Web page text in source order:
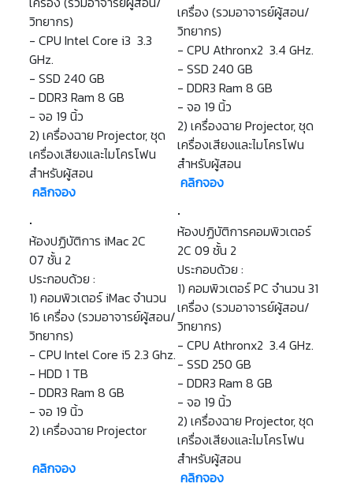
วิทยากร)
- CPU Intel Core i3 3.3
GHz.
- SSD 240 GB
- DDR3 Ram 8 GB
- จอ 19 นิ้ว
2) เครื่องฉาย Projector, ชุด
เครื่องเสียงและไมโครโฟน
สำหรับผู้สอน
คลิกจอง
เครื่อง (รวมอาจารย์ผู้สอน/
วิทยากร)
- CPU Athronx2 3.4 GHz.
- SSD 240 GB
- DDR3 Ram 8 GB
- จอ 19 นิ้ว
2) เครื่องฉาย Projector, ชุด
เครื่องเสียงและไมโครโฟน
สำหรับผู้สอน
คลิกจอง
ห้องปฏิบัติการ iMac 2C
07 ชั้น 2
ประกอบด้วย :
1) คอมพิวเตอร์ iMac จำนวน
16 เครื่อง (รวมอาจารย์ผู้สอน/
วิทยากร)
- CPU Intel Core i5 2.3 Ghz.
- HDD 1 TB
- DDR3 Ram 8 GB
- จอ 19 นิ้ว
2) เครื่องฉาย Projector
คลิกจอง
ห้องปฏิบัติการคอมพิวเตอร์
2C 09 ชั้น 2
ประกอบด้วย :
1) คอมพิวเตอร์ PC จำนวน 31
เครื่อง (รวมอาจารย์ผู้สอน/
วิทยากร)
- CPU Athronx2 3.4 GHz.
- SSD 250 GB
- DDR3 Ram 8 GB
- จอ 19 นิ้ว
2) เครื่องฉาย Projector, ชุด
เครื่องเสียงและไมโครโฟน
สำหรับผู้สอน
คลิกจอง